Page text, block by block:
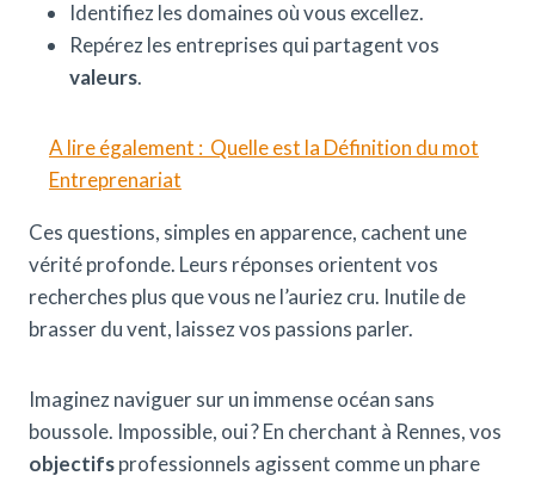
Identifiez les domaines où vous excellez.
Repérez les entreprises qui partagent vos
valeurs.
A lire également : Quelle est la Définition du mot
Entreprenariat
Ces questions, simples en apparence, cachent une
vérité profonde. Leurs réponses orientent vos
recherches plus que vous ne l’auriez cru. Inutile de
brasser du vent, laissez vos passions parler.
Imaginez naviguer sur un immense océan sans
boussole. Impossible, oui ? En cherchant à Rennes, vos
objectifsprofessionnels agissent comme un phare